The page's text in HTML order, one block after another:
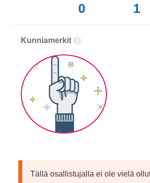
0 1
Kunniamerkit
Tällä osallistujalla ei ole vielä